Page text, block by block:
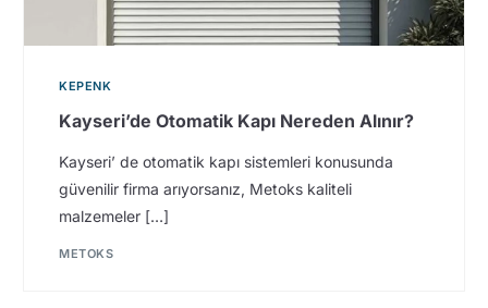
KEPENK
Kayseri’de Otomatik Kapı Nereden Alınır?
Kayseri’ de otomatik kapı sistemleri konusunda
güvenilir firma arıyorsanız, Metoks kaliteli
malzemeler […]
METOKS